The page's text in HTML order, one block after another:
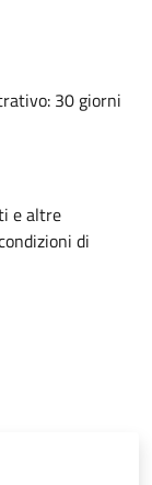
30 giorni
e altre
di